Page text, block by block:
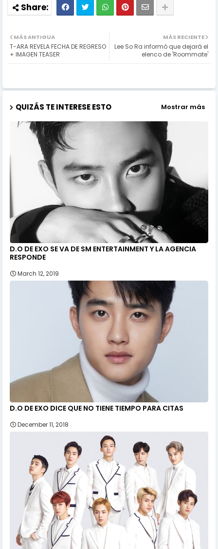
MÁS RECIENTE
Lee So Ra informó que dejará el
elenco de 'Roommate'
MÁS ANTIGUA
T-ARA REVELA FECHA DE REGRESO
+ IMAGEN TEASER
QUIZÁS TE INTERESE ESTO Mostrar más
D.O DE EXO SE VA DE SM ENTERTAINMENT Y LA AGENCIA
RESPONDE
March 12, 2019
D.O DE EXO DICE QUE NO TIENE TIEMPO PARA CITAS
December 11, 2018